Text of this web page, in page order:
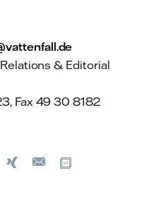
& Editorial
Fax 49 30 8182
Xing
E-